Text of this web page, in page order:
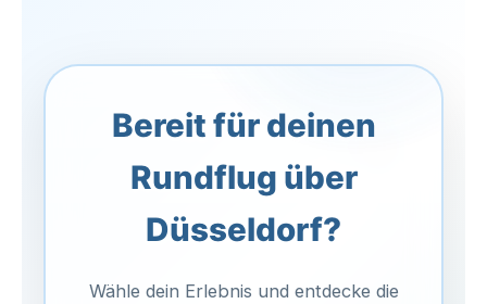
findest du einen neuen Termin, der zu
Bereit für deinen
Rundflug über
Düsseldorf?
Wähle dein Erlebnis und entdecke die